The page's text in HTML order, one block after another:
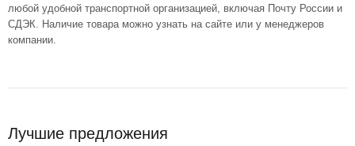
любой удобной транспортной организацией, включая Почту России и
СДЭК. Наличие товара можно узнать на сайте или у менеджеров
компании.
Лучшие предложения